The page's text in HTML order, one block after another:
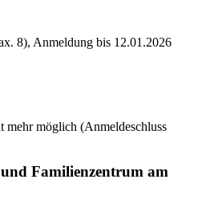
8), Anmeldung bis 12.01.2026
möglich (Anmeldeschluss
Familienzentrum am